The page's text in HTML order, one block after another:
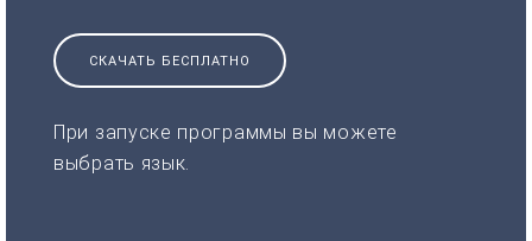
СКАЧАТЬ БЕСПЛАТНО
При запуске программы вы можете
выбрать язык.